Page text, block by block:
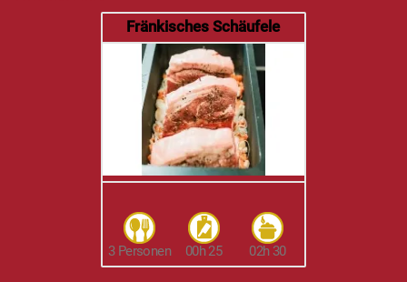
Fränkisches Schäufele
3 Personen 00h 25 02h 30